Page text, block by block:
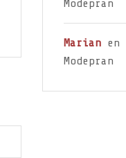
Modepran
Marian en
Modepran